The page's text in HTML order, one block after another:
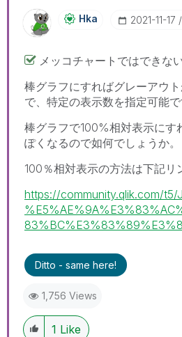
Hka ‎2021-11-17
メッコチャートではできない
棒グラフにすればグレーアウ
で、特定の表示数を指定可能で
棒グラフで100%相対表示にす
ぽくなるので如何でしょうか。
100％相対表示の方法は下記リ
https://community.qlik.com/
Ditto - same here!
1,756 Views
1 Like